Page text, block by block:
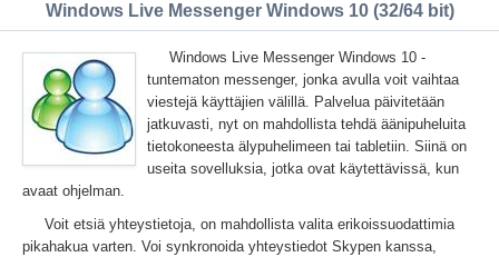
Windows Live Messenger Windows 10 (32/64 bit)
Windows Live Messenger Windows 10 -
tuntematon messenger, jonka avulla voit vaihtaa
viestejä käyttäjien välillä. Palvelua päivitetään
jatkuvasti, nyt on mahdollista tehdä äänipuheluita
tietokoneesta älypuhelimeen tai tabletiin. Siinä on
useita sovelluksia, jotka ovat käytettävissä, kun
avaat ohjelman.
Voit etsiä yhteystietoja, on mahdollista valita erikoissuodattimia
pikahakua varten. Voi synkronoida yhteystiedot Skypen kanssa,